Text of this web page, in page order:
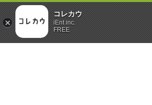
コレカウ
iEnt inc.
FREE